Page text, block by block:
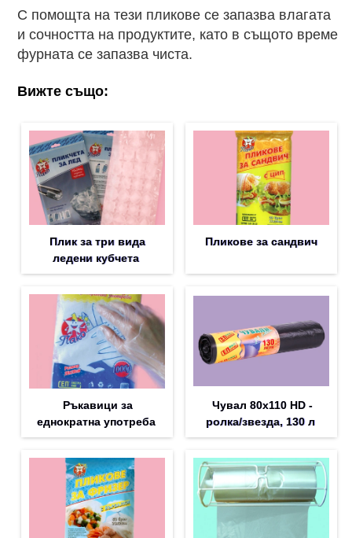
С помощта на тези пликове се запазва влагата
и сочността на продуктите, като в същото време
фурната се запазва чиста.
Вижте също:
Плик за три вида
ледени кубчета
Пликове за сандвич
Ръкавици за
еднократна употреба
Чувал 80х110 HD -
ролка/звезда, 130 л